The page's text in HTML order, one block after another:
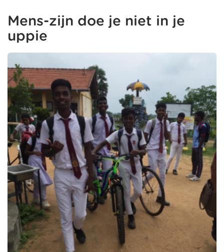
Mens-zijn doe je niet in je
uppie